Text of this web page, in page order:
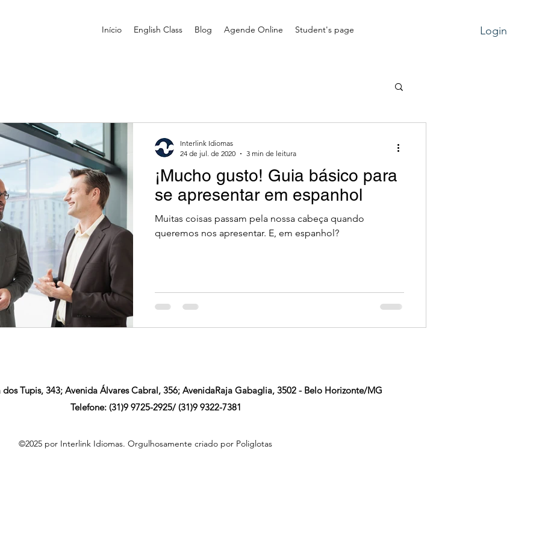
Início English Class Blog Agende Online Student's page Login
¡Mucho gusto! Guia básico para
se apresentar em espanhol
Muitas coisas passam pela nossa cabeça quando
queremos nos apresentar. E, em espanhol?
Interlink Idiomas
24 de jul. de 2020
3 min de leitura
Tupis, 343; Avenida Álvares Cabral, 356; AvenidaRaja Gabaglia, 3502 - Belo Horizonte/MG
Telefone: (31)9 9725-2925/ (31)9 9322-7381
©2025 por Interlink Idiomas. Orgulhosamente criado por Poliglotas